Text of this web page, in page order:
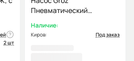
2 шт
Пневматический
OP/T3/11B/BSP GR45342
Наличие:
Киров: Под заказ